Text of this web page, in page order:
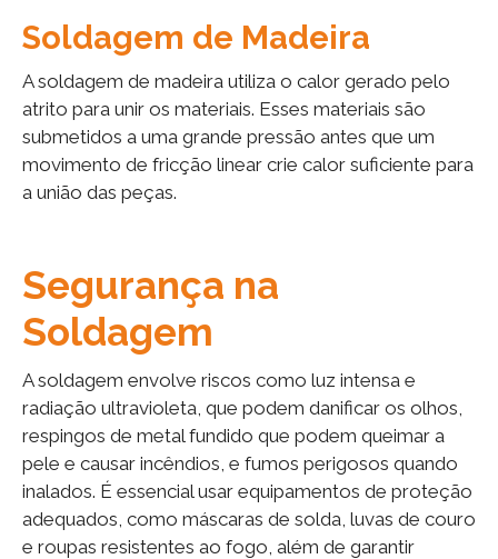
Soldagem de Madeira
A soldagem de madeira utiliza o calor gerado pelo
atrito para unir os materiais. Esses materiais são
submetidos a uma grande pressão antes que um
movimento de fricção linear crie calor suficiente para
a união das peças.
Segurança na
Soldagem
A soldagem envolve riscos como luz intensa e
radiação ultravioleta, que podem danificar os olhos,
respingos de metal fundido que podem queimar a
pele e causar incêndios, e fumos perigosos quando
inalados. É essencial usar equipamentos de proteção
adequados, como máscaras de solda, luvas de couro
e roupas resistentes ao fogo, além de garantir